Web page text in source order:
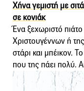
Χήνα γεμιστή με
σε κονιάκ
Ένα ξεχωριστό
Χριστουγέννων ή
στάρι και μπέικον.
που της πάει πολύ.